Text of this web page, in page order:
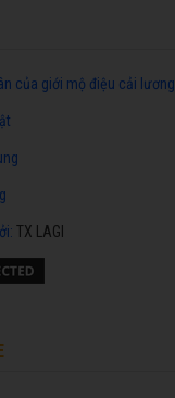
của giới mộ điệu cải lương
TX LAGI